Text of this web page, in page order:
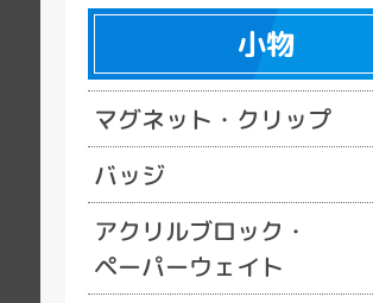
小物
マグネット・クリップ
バッジ
アクリルブロック・
ペーパーウェイト